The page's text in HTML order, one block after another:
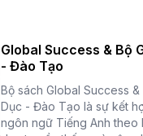
Global Success & Bộ
- Đào Tạo
Bộ sách Global Success &
Dục - Đào Tạo là sự kết
ngôn ngữ Tiếng Anh theo